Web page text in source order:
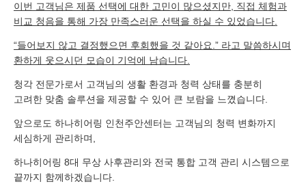
이번 고객님은 제품 선택에 대한 고민이 많으셨지만, 직접 체험과
비교 청음을 통해 가장 만족스러운 선택을 하실 수 있었습니다.
“들어보지 않고 결정했으면 후회했을 것 같아요.” 라고 말씀하시며
환하게 웃으시던 모습이 기억에 남습니다.
청각 전문가로서 고객님의 생활 환경과 청력 상태를 충분히
고려한 맞춤 솔루션을 제공할 수 있어 큰 보람을 느꼈습니다.
앞으로도 하나히어링 인천주안센터는 고객님의 청력 변화까지
세심하게 관리하며,
하나히어링 8대 무상 사후관리와 전국 통합 고객 관리 시스템으로
끝까지 함께하겠습니다.